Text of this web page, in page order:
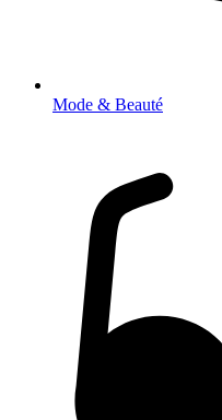
Mode & Beauté